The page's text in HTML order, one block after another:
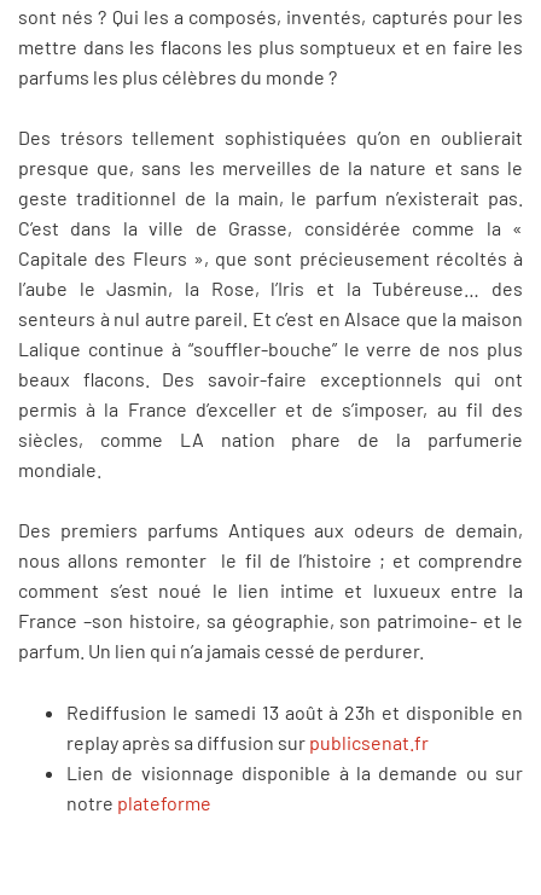
sont nés ? Qui les a composés, inventés, capturés pour les
mettre dans les flacons les plus somptueux et en faire les
parfums les plus célèbres du monde ?
Des trésors tellement sophistiquées qu’on en oublierait
presque que, sans les merveilles de la nature et sans le
geste traditionnel de la main, le parfum n’existerait pas.
C’est dans la ville de Grasse, considérée comme la «
Capitale des Fleurs », que sont précieusement récoltés à
l’aube le Jasmin, la Rose, l’Iris et la Tubéreuse… des
senteurs à nul autre pareil. Et c’est en Alsace que la maison
Lalique continue à “souffler-bouche” le verre de nos plus
beaux flacons. Des savoir-faire exceptionnels qui ont
permis à la France d’exceller et de s’imposer, au fil des
siècles, comme LA nation phare de la parfumerie
mondiale.
Des premiers parfums Antiques aux odeurs de demain,
nous allons remonter le fil de l’histoire ; et comprendre
comment s’est noué le lien intime et luxueux entre la
France –son histoire, sa géographie, son patrimoine- et le
parfum. Un lien qui n’a jamais cessé de perdurer.
Rediffusion le samedi 13 août à 23h et disponible en
replay après sa diffusion sur publicsenat.fr
Lien de visionnage disponible à la demande ou sur
notre plateforme